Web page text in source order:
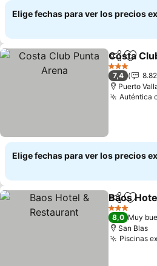
Elige fechas para ver los precios
Compartir
Costa
3 Estrellas
7,4
Puerto
Auténtica
Elige fechas para ver los precios
Compartir
Baos
3 Estrellas
8,0 Muy
San Blas
Piscinas